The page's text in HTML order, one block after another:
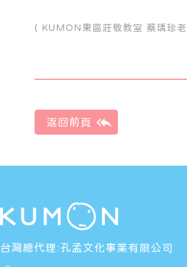
( KUMON東區莊敬教室 蔡瑀珍
台灣總代理:孔孟文化事業有限公司